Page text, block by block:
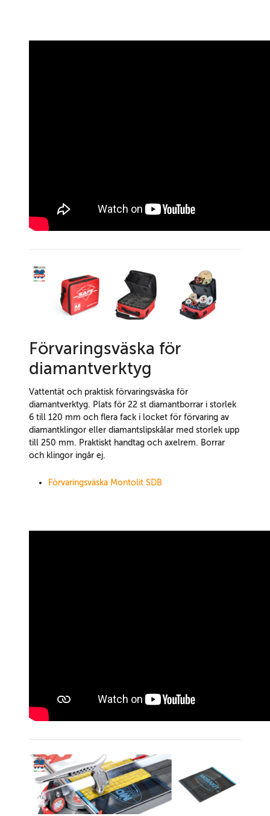
Förvaringsväska för
diamantverktyg
Vattentät och praktisk förvaringsväska för
diamantverktyg. Plats för 22 st diamantborrar i storlek
6 till 120 mm och flera fack i locket för förvaring av
diamantklingor eller diamantslipskålar med storlek upp
till 250 mm. Praktiskt handtag och axelrem. Borrar
och klingor ingår ej.
Förvaringsväska Montolit SDB